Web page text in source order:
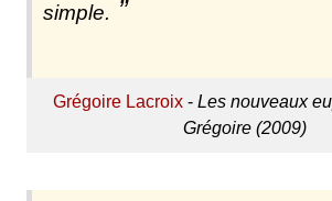
simple.
Grégoire Lacroix- Les nouveaux
Grégoire (2009)